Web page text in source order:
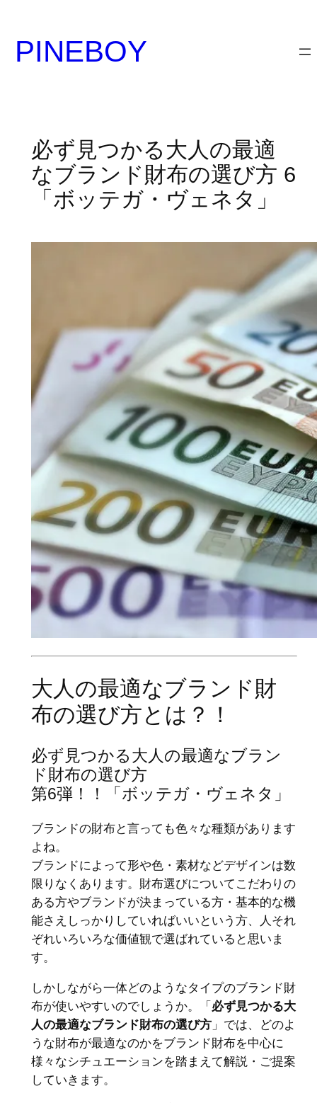
PINEBOY
必ず見つかる大人の最適
なブランド財布の選び方 6
「ボッテガ・ヴェネタ」
大人の最適なブランド財
布の選び方とは？！
必ず見つかる大人の最適なブラン
ド財布の選び方
第6弾！！「ボッテガ・ヴェネタ」
ブランドの財布と言っても色々な種類があります
よね。
ブランドによって形や色・素材などデザインは数
限りなくあります。財布選びについてこだわりの
ある方やブランドが決まっている方・基本的な機
能さえしっかりしていればいいという方、人それ
ぞれいろいろな価値観で選ばれていると思いま
す。
しかしながら一体どのようなタイプのブランド財
布が使いやすいのでしょうか。「 必ず見つかる大
人の最適なブランド財布の選び方」では、どのよ
うな財布が最適なのかをブランド財布を中心に
様々なシチュエーションを踏まえて解説・ご提案
していきます。